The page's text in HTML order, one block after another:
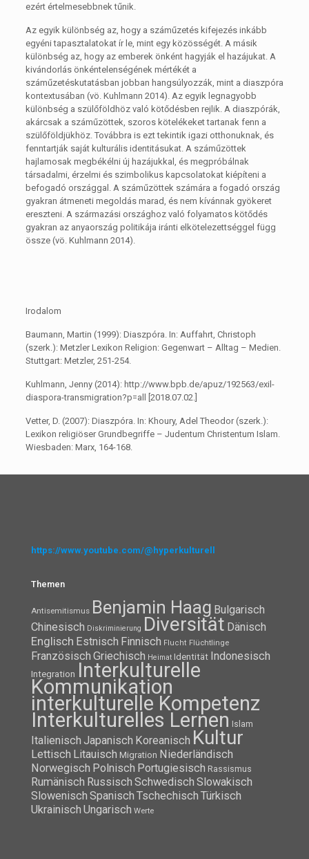
ezért értelmesebbnek tűnik.
Az egyik különbség az, hogy a száműzetés kifejezés inkább
egyéni tapasztalatokat ír le, mint egy közösségét. A másik
különbség az, hogy az emberek önként hagyják el hazájukat. A
kivándorlás önkéntelenségének mértékét a
száműzetéskutatásban jobban hangsúlyozzák, mint a diaszpóra
kontextusában (vö. Kuhlmann 2014). Az egyik legnagyobb
különbség a szülőföldhöz való kötődésben rejlik. A diaszpórák,
akárcsak a száműzöttek, szoros kötelékeket tartanak fenn a
szülőföldjükhöz. Továbbra is ezt tekintik igazi otthonuknak, és
fenntartják saját kulturális identitásukat. A száműzöttek
hajlamosak megbékélni új hazájukkal, és megpróbálnak
társadalmi, érzelmi és szimbolikus kapcsolatokat kiépíteni a
befogadó országgal. A száműzöttek számára a fogadó ország
gyakran átmeneti megoldás marad, és nem kívánnak gyökeret
ereszteni. A származási országhoz való folyamatos kötődés
gyakran az anyaország politikája iránti elkötelezettséggel függ
össze (vö. Kuhlmann 2014).
Irodalom
Baumann, Martin (1999): Diaszpóra. In: Auffahrt, Christoph
(szerk.): Metzler Lexikon Religion: Gegenwart – Alltag – Medien.
Stuttgart: Metzler, 251-254.
Kuhlmann, Jenny (2014): http://www.bpb.de/apuz/192563/exil-
diaspora-transmigration?p=all [2018.07.02.]
Vetter, D. (2007): Diaszpóra. In: Khoury, Adel Theodor (szerk.):
Lexikon religiöser Grundbegriffe – Judentum Christentum Islam.
Wiesbaden: Marx, 164-168.
https://www.youtube.com/@hyperkulturell
Themen
Antisemitismus Benjamin Haag Bulgarisch
Chinesisch Diskriminierung Diversität Dänisch
Englisch Estnisch Finnisch Flucht Flüchtlinge
Französisch Griechisch Heimat Identität Indonesisch
Integration Interkulturelle
Kommunikation
interkulturelle Kompetenz
Interkulturelles Lernen Islam
Italienisch Japanisch Koreanisch Kultur
Lettisch Litauisch Migration Niederländisch
Norwegisch Polnisch Portugiesisch Rassismus
Rumänisch Russisch Schwedisch Slowakisch
Slowenisch Spanisch Tschechisch Türkisch
Ukrainisch Ungarisch Werte